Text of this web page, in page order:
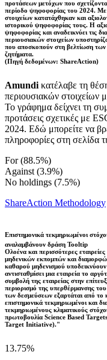
προτάσεων μετόχων που
περίοδο ψηφοφορίας του 2024. Με
στοιχείων κατατάχθηκαν και
ιστορικού ψηφοφορίας τους. Η
ψηφοφορίας και αναδεικνύει τις
περιουσιακών στοιχείων
που αποσκοπούν στη βελτίωση των
ζητήματα.
(Πηγή δεδομένων: ShareAction)
Amundi κατέλαβε τη
περιουσιακών
Το γράφημα δείχνει τη
προτάσεις σχετικές με
2024. Εδώ μπορείτε να
πληροφορίες στη σελίδα
For (88.5%)
Against (3.9%)
No holdings (7.5%)
ShareAction Methodology
Επιστημονικά τεκμηριωμένοι
αναλαμβάνουν δράση Tooltip
Ολοένα και περισσότερες
μηδενικών εκπομπών και
καθαρού μηδενισμού
αντισταθμίσει μια εταιρεία το
συμβολή της εταιρείας στην
περιορισμό της υπερθέρμανσης
των δεσμεύσεων εξαρτάται από το
επιστημονικά τεκμηριωμένοι και
τεκμηριωμένους κλιματικούς
πρωτοβουλία Science Based
Target Initiative)."
13.75%